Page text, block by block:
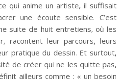
qui anime un artiste, il suffisait
une écoute sensible. C’est
suite de huit entretiens, où les
racontent leur parcours, leurs
pratique du dessin. Et surtout,
de créer qui ne les quitte pas,
ailleurs comme : « un besoin